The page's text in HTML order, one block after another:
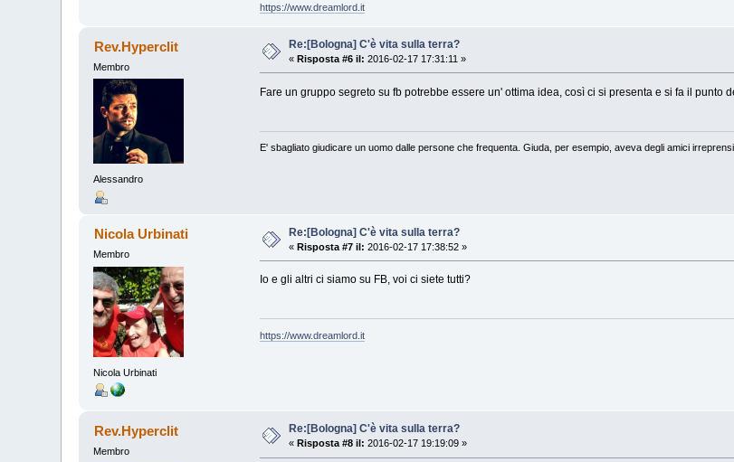
https://www.dreamlord.it
Rev.Hyperclit
Membro
Alessandro
Re:[Bologna] C'è vita sulla terra?
«Risposta #6 il: 2016-02-17 17:31:11 »
Fare un gruppo segreto su fb potrebbe essere un' ottima idea, così ci si presenta e si fa il punto
E' sbagliato giudicare un uomo dalle persone che frequenta. Giuda, per esempio, aveva degli amici
Nicola Urbinati
Membro
Nicola Urbinati
Re:[Bologna] C'è vita sulla terra?
«Risposta #7 il: 2016-02-17 17:38:52 »
Io e gli altri ci siamo su FB, voi ci siete tutti?
https://www.dreamlord.it
Rev.Hyperclit
Membro
Re:[Bologna] C'è vita sulla terra?
« Risposta #8 il: 2016-02-17 19:19:09 »